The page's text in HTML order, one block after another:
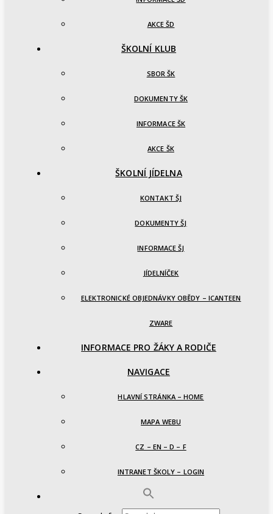
AKCE ŠD
ŠKOLNÍ KLUB
SBOR ŠK
DOKUMENTY ŠK
INFORMACE ŠK
AKCE ŠK
ŠKOLNÍ JÍDELNA
KONTAKT ŠJ
DOKUMENTY ŠJ
INFORMACE ŠJ
JÍDELNÍČEK
ELEKTRONICKÉ OBJEDNÁVKY OBĚDY – ICANTEEN
ZWARE
INFORMACE PRO ŽÁKY A RODIČE
NAVIGACE
HLAVNÍ STRÁNKA – HOME
MAPA WEBU
CZ – EN – D – F
INTRANET ŠKOLY – LOGIN